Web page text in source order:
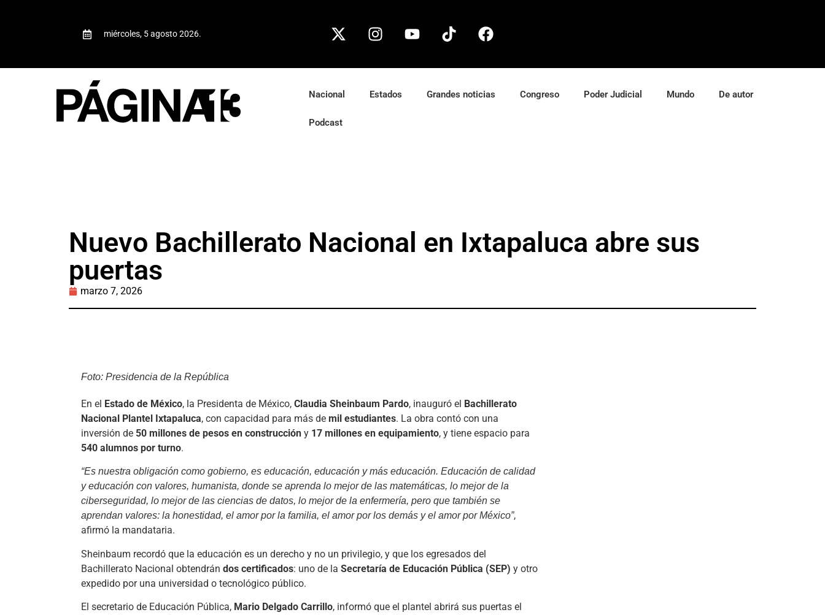
miércoles, 5 agosto 2026.
Nacional Estados Grandes noticias Congreso Poder Judicial Mundo De autor
Podcast
Nuevo Bachillerato Nacional en Ixtapaluca abre sus
puertas
marzo 7, 2026
Foto: Presidencia de la República
En el Estado de México, la Presidenta de México, Claudia Sheinbaum Pardo, inauguró el Bachillerato
Nacional Plantel Ixtapaluca, con capacidad para más de mil estudiantes. La obra contó con una
inversión de 50 millones de pesos en construcción y 17 millones en equipamiento, y tiene espacio para
540 alumnos por turno.
“Es nuestra obligación como gobierno, es educación, educación y más educación. Educación de calidad
y educación con valores, humanista, donde se aprenda lo mejor de las matemáticas, lo mejor de la
ciberseguridad, lo mejor de las ciencias de datos, lo mejor de la enfermería, pero que también se
aprendan valores: la honestidad, el amor por la familia, el amor por los demás y el amor por México”,
afirmó la mandataria.
Sheinbaum recordó que la educación es un derecho y no un privilegio, y que los egresados del
Bachillerato Nacional obtendrán dos certificados: uno de la Secretaría de Educación Pública (SEP) y otro
expedido por una universidad o tecnológico público.
El secretario de Educación Pública, Mario Delgado Carrillo, informó que el plantel abrirá sus puertas el